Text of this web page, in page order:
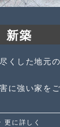
新築
くした地元
に強い家を
更に詳しく